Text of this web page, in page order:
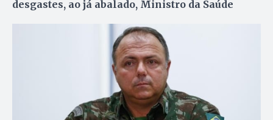
desgastes, ao já abalado, Ministro da Saúde